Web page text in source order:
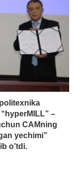
–
CAMning
yechimi”
o’tdi.